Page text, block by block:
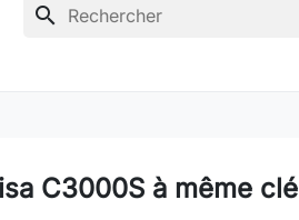
search
C3000S à même clé